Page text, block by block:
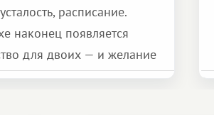
расписание.
наконец появляется
для двоих — и желание
близкого человека что-то